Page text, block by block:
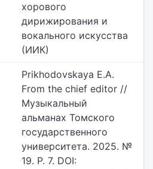
хорового
дирижирования и
вокального искусства
(ИИК)
Prikhodovskaya E.A.
From the chief editor //
Музыкальный
альманах Томского
государственного
университета. 2025. №
19. P. 7. DOI: